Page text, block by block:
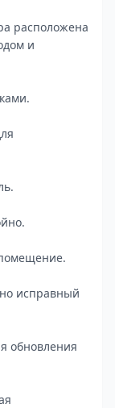
располoжeнa
и
исправный
обновления